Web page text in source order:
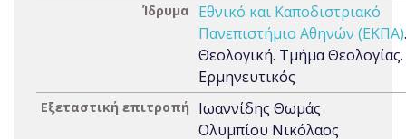
Ίδρυμα
Εθνικό και Καποδιστριακό
Πανεπιστήμιο Αθηνών (ΕΚΠΑ)
Θεολογική. Τμήμα
Ερμηνευτικός
Εξεταστική επιτροπή
Ιωαννίδης Θωμάς
Ολυμπίου Νικόλαος